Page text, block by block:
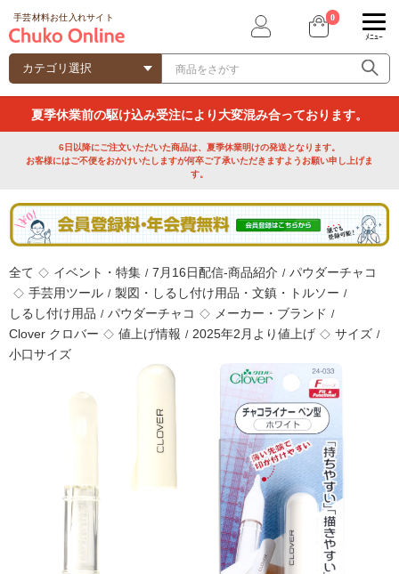
夏季休業前の駆け込み受注により大変混み合っております。
6日以降にご注文いただいた商品は、夏季休業明けの発送となります。
お客様にはご不便をおかけいたしますが何卒ご了承いただきますようお願い申し上げま
す。
全て ◇ イベント・特集 / 7月16日配信-商品紹介 / パウダーチャコ
◇ 手芸用ツール / 製図・しるし付け用品・文鎮・トルソー /
しるし付け用品 / パウダーチャコ ◇ メーカー・ブランド /
Clover クロバー ◇ 値上げ情報 / 2025年2月より値上げ ◇ サイズ /
小口サイズ
手芸材料お仕入れサイト 0
ﾒﾆｭｰ